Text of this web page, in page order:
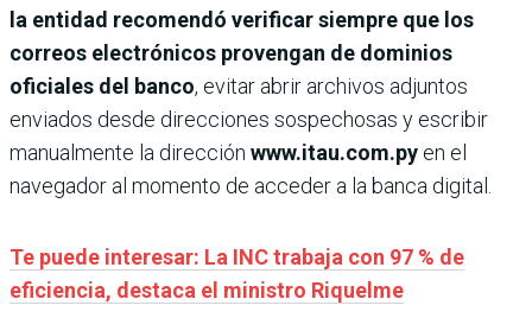
la entidad recomendó verificar siempre que los
correos electrónicos provengan de dominios
oficiales del banco, evitar abrir archivos adjuntos
enviados desde direcciones sospechosas y escribir
manualmente la dirección www.itau.com.py en el
navegador al momento de acceder a la banca digital.
Te puede interesar: La INC trabaja con 97 % de
eficiencia, destaca el ministro Riquelme